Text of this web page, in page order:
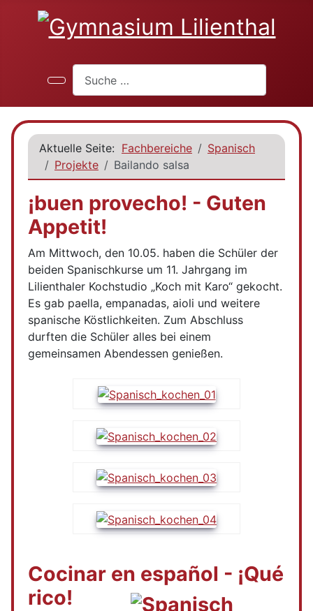
Aktuelle Seite: Fachbereiche
Spanisch
Projekte
Bailando salsa
¡buen provecho! - Guten
Appetit!
Am Mittwoch, den 10.05. haben die Schüler der
beiden Spanischkurse um 11. Jahrgang im
Lilienthaler Kochstudio „Koch mit Karo“ gekocht.
Es gab paella, empanadas, aioli und weitere
spanische Köstlichkeiten. Zum Abschluss
durften die Schüler alles bei einem
gemeinsamen Abendessen genießen.
Cocinar en español - ¡Qué
rico!